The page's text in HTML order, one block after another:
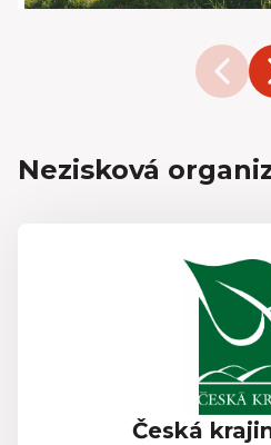
Nezisková
Česká